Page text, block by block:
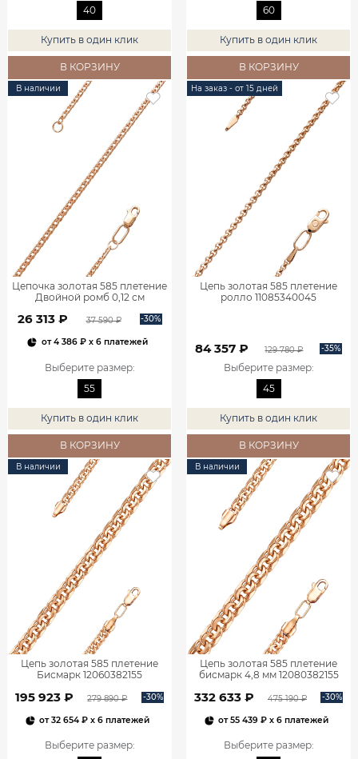
40
Купить в один клик
В КОРЗИНУ
60
Купить в один клик
В КОРЗИНУ
В наличии
Цепочка золотая 585 плетение
Двойной ромб 0,12 см
26 313 ₽ 37 590 ₽ -30%
от4 386 ₽x 6 платежей
Выберите размер:
55
Купить в один клик
В КОРЗИНУ
На заказ - от 15 дней
Цепь золотая 585 плетение
ролло 11085340045
84 357 ₽ 129 780 ₽ -35%
Выберите размер:
45
Купить в один клик
В КОРЗИНУ
В наличии
Цепь золотая 585 плетение
Бисмарк 12060382155
195 923 ₽ 279 890 ₽ -30%
от32 654 ₽ x 6 платежей
Выберите размер:
В наличии
Цепь золотая 585 плетение
бисмарк 4,8 мм 12080382155
332 633 ₽ 475 190 ₽ -30%
от55 439 ₽ x 6 платежей
Выберите размер: